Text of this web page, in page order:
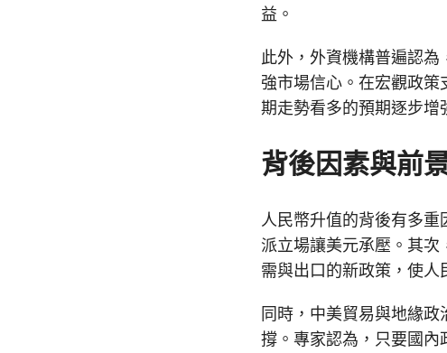
益。
此外，外資機構普遍認
強市場信心。在宏觀政
期走勢看多的預期逐步增
背後因素與前
人民幣升值的背後有多
派立場讓美元承壓。其
需與出口的新政策，使人
同時，中美貿易與地緣
撐。專家認為，只要國內